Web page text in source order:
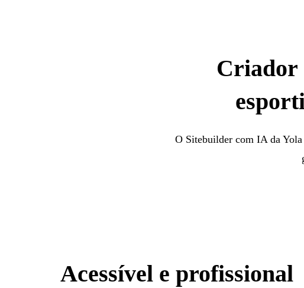
Criador
O Sitebuilder com IA da
Acessível e profissional